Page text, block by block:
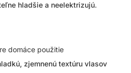
hladšie a neelektrizujú.
domáce použitie
zjemnenú textúru vlasov